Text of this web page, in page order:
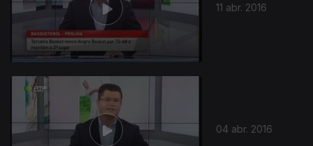
11 abr. 2016
04 abr. 2016